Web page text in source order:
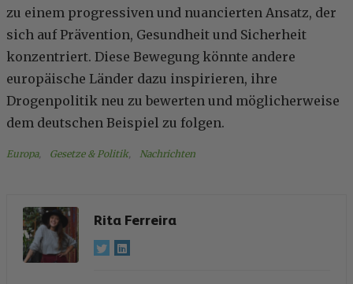
zu einem progressiven und nuancierten Ansatz, der
sich auf Prävention, Gesundheit und Sicherheit
konzentriert. Diese Bewegung könnte andere
europäische Länder dazu inspirieren, ihre
Drogenpolitik neu zu bewerten und möglicherweise
dem deutschen Beispiel zu folgen.
Europa, Gesetze & Politik, Nachrichten
Rita Ferreira